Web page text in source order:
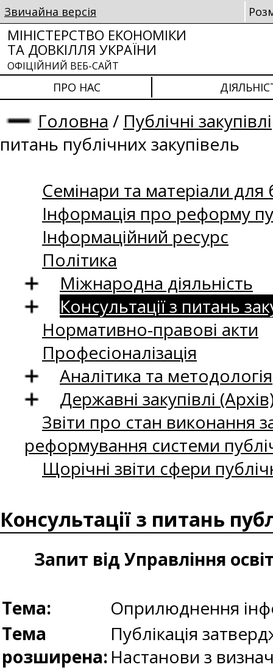
Звичайна версія
МІНІСТЕРСТВО ЕКОНОМІКИ
ТА ДОВКІЛЛЯ УКРАЇНИ
ОФІЦІЙНИЙ ВЕБ-САЙТ
ПРО НАС
Головна / Публічні закупівлі
питань публічних закупівель
Семінари та матеріали для
Інформація про реформу
Інформаційний ресурс
Політика
Міжнародна діяльність
Консультації з питань
Нормативно-правові акти
Професіоналізація
Аналітика та методологія
Державні закупівлі
Звіти про стан виконання
реформування системи
Щорічні звіти сфери
Консультації з питань
Запит від Управління
Тема:
Оприлюднення
Тема
розширена:
Публікація
Настанови з